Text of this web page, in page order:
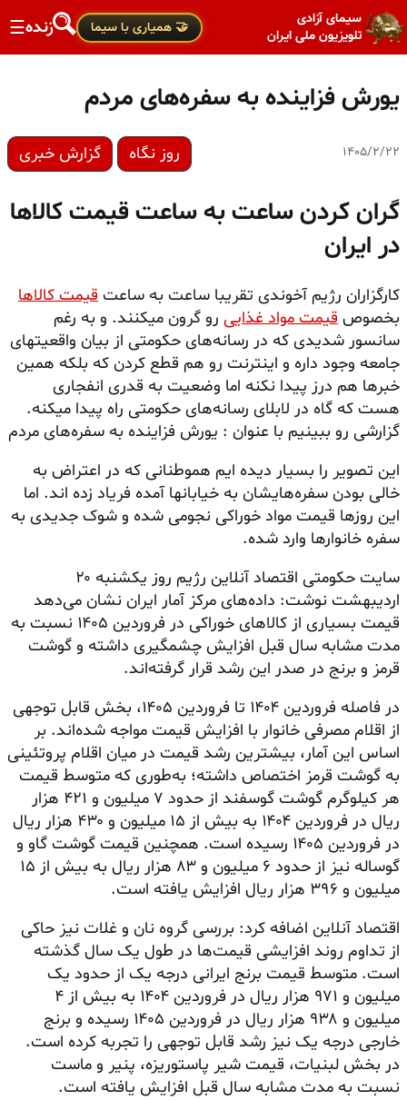
سیمای آزادی
تلویزیون ملی ایران
🤝 همیاری با سیما زنده☰
یورش فزاینده به سفره‌های مردم
۱۴۰۵/۲/۲۲ روز نگاه گزارش خبری
گران کردن ساعت به ساعت قیمت کالاها
در ایران
کارگزاران رژیم آخوندی تقریبا ساعت به ساعت قیمت کالاها
بخصوص قیمت مواد غذایی رو گرون میکنند. و به رغم
سانسور شدیدی که در رسانه‌های حکومتی از بیان واقعیتهای
جامعه وجود داره و اینترنت رو هم قطع کردن که بلکه همین
خبرها هم درز پیدا نکنه اما وضعیت به قدری انفجاری
هست که گاه در لابلای رسانه‌های حکومتی راه پیدا میکنه.
گزارشی رو ببینیم با عنوان : یورش فزاینده به سفره‌های مردم
این تصویر را بسیار دیده ایم هموطنانی که در اعتراض به
خالی بودن سفره‌هایشان به خیابانها آمده فریاد زده اند. اما
این روزها قیمت مواد خوراکی نجومی شده و شوک جدیدی به
سفره خانوارها وارد شده.
سایت حکومتی اقتصاد آنلاین رژیم روز یکشنبه ۲۰
اردیبهشت نوشت: داده‌های مرکز آمار ایران نشان می‌دهد
قیمت بسیاری از کالا‌های خوراکی در فروردین ۱۴۰۵ نسبت به
مدت مشابه سال قبل افزایش چشمگیری داشته و گوشت
قرمز و برنج در صدر این رشد قرار گرفته‌اند.
در فاصله فروردین ۱۴۰۴ تا فروردین ۱۴۰۵، بخش قابل توجهی
از اقلام مصرفی خانوار با افزایش قیمت مواجه شده‌اند. بر
اساس این آمار، بیشترین رشد قیمت در میان اقلام پروتئینی
به گوشت قرمز اختصاص داشته؛ به‌طوری که متوسط قیمت
هر کیلوگرم گوشت گوسفند از حدود ۷ میلیون و ۴۲۱ هزار
ریال در فروردین ۱۴۰۴ به بیش از ۱۵ میلیون و ۴۳۰ هزار ریال
در فروردین ۱۴۰۵ رسیده است. همچنین قیمت گوشت گاو و
گوساله نیز از حدود ۶ میلیون و ۸۳ هزار ریال به بیش از ۱۵
میلیون و ۳۹۶ هزار ریال افزایش یافته است.
اقتصاد آنلاین اضافه کرد: بررسی گروه نان و غلات نیز حاکی
از تداوم روند افزایشی قیمت‌ها در طول یک سال گذشته
است. متوسط قیمت برنج ایرانی درجه یک از حدود یک
میلیون و ۹۷۱ هزار ریال در فروردین ۱۴۰۴ به بیش از ۴
میلیون و ۹۳۸ هزار ریال در فروردین ۱۴۰۵ رسیده و برنج
خارجی درجه یک نیز رشد قابل توجهی را تجربه کرده است.
در بخش لبنیات، قیمت شیر پاستوریزه، پنیر و ماست
نسبت به مدت مشابه سال قبل افزایش یافته است.